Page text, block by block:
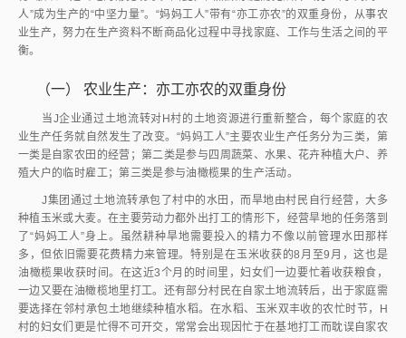
人”成为生产的“中坚力量”。“妈妈工人”带有“亦工亦农”的双重身份，从事农
业生产，努力在生产资料不断商品化过程中寻找家庭、工作与生活之间的平
衡。
（一） 农业生产：亦工亦农的双重身份
当J企业通过土地流转对H村的土地资源进行重新整合，每个家庭的农
业生产任务就自然发生了改变。“妈妈工人”主要农业生产任务分为三类，第
一类是自家农田的经营；第二类是参与四周蔬菜、水果、花卉种植大户、养
殖大户的临时雇工；第三类是参与油橄榄果的生产活动。
J集团通过土地流转承包了村中的水田，而旱地由村民自行经营，大多
种植玉米或大麦。在主要劳动力都外出打工的情形下，经营旱地的任务落到
了“妈妈工人”身上。虽然耕种旱地需要投入的精力不像以前管理水田那样
多，但依旧需要花费精力来管理。特别是在玉米收获的8月至9月，这也是
油橄榄果收获时间。在这近3个月的时间里，妇女们一边要忙着收获粮食，
一边又要在油橄榄地里打工。还有部分村民在自家土地流转后，出于家庭需
要选择在邻村承包土地继续种植水稻。在水稻、玉米双丰收的农忙时节，H
村的妇女们更是忙得不可开交，常常会出现因忙于在基地打工而耽误自家农